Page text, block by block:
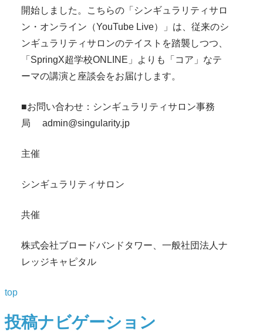
開始しました。こちらの「シンギュラリティサロ
ン・オンライン（YouTube Live）」は、従来のシ
ンギュラリティサロンのテイストを踏襲しつつ、
「SpringX超学校ONLINE」よりも「コア」なテ
ーマの講演と座談会をお届けします。
■お問い合わせ：シンギュラリティサロン事務
局 admin@singularity.jp
主催
シンギュラリティサロン
共催
株式会社ブロードバンドタワー、一般社団法人ナ
レッジキャピタル
top
投稿ナビゲーション